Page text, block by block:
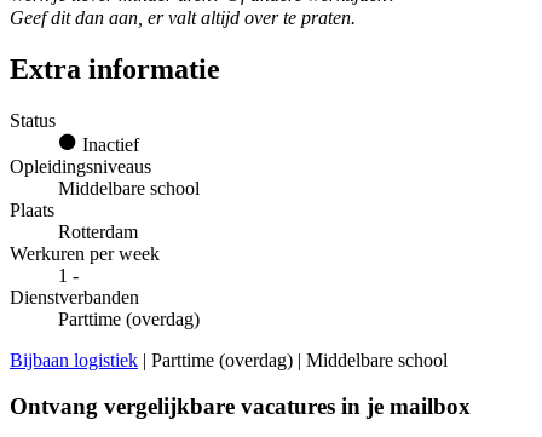
Geef dit dan aan, er valt altijd over te praten.
Extra informatie
Status
Inactief
Opleidingsniveaus
Middelbare school
Plaats
Rotterdam
Werkuren per week
1 -
Dienstverbanden
Parttime (overdag)
Bijbaan logistiek | Parttime (overdag) | Middelbare school
Ontvang vergelijkbare vacatures in je mailbox